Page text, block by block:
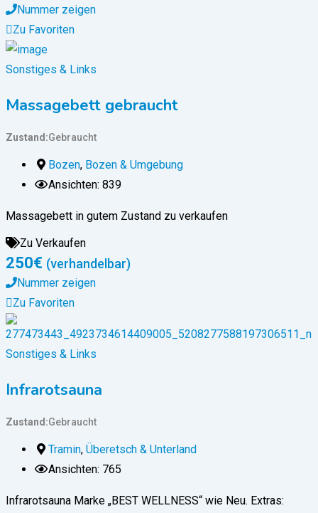
Nummer zeigen
Zu Favoriten
Sonstiges & Links
Massagebett gebraucht
Zustand Gebraucht
Bozen, Bozen & Umgebung
Ansichten: 839
Massagebett in gutem Zustand zu verkaufen
Zu Verkaufen
250€ (verhandelbar)
Nummer zeigen
Zu Favoriten
Sonstiges & Links
Infrarotsauna
Zustand Gebraucht
Tramin, Überetsch & Unterland
Ansichten: 765
Infrarotsauna Marke „BEST WELLNESS“ wie Neu. Extras: